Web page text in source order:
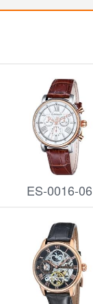
ES-0016-06